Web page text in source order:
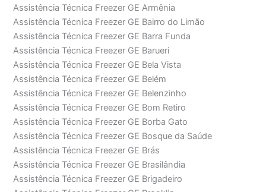
Assistência Técnica Freezer GE Armênia
Assistência Técnica Freezer GE Bairro do Limão
Assistência Técnica Freezer GE Barra Funda
Assistência Técnica Freezer GE Barueri
Assistência Técnica Freezer GE Bela Vista
Assistência Técnica Freezer GE Belém
Assistência Técnica Freezer GE Belenzinho
Assistência Técnica Freezer GE Bom Retiro
Assistência Técnica Freezer GE Borba Gato
Assistência Técnica Freezer GE Bosque da Saúde
Assistência Técnica Freezer GE Brás
Assistência Técnica Freezer GE Brasilândia
Assistência Técnica Freezer GE Brigadeiro